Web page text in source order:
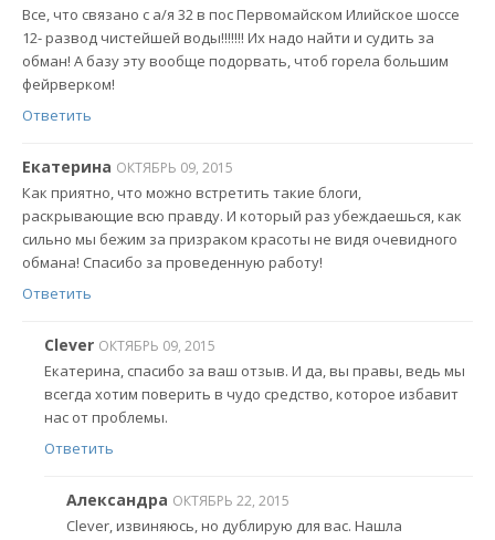
Все, что связано с а/я 32 в пос Первомайском Илийское шоссе
12- развод чистейшей воды!!!!!!! Их надо найти и судить за
обман! А базу эту вообще подорвать, чтоб горела большим
фейрверком!
Ответить
Екатерина ОКТЯБРЬ 09, 2015
Как приятно, что можно встретить такие блоги,
раскрывающие всю правду. И который раз убеждаешься, как
сильно мы бежим за призраком красоты не видя очевидного
обмана! Спасибо за проведенную работу!
Ответить
Clever ОКТЯБРЬ 09, 2015
Екатерина, спасибо за ваш отзыв. И да, вы правы, ведь мы
всегда хотим поверить в чудо средство, которое избавит
нас от проблемы.
Ответить
Александра ОКТЯБРЬ 22, 2015
Clever, извиняюсь, но дублирую для вас. Нашла